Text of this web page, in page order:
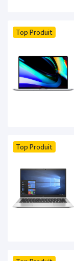
Top Produit
Top Produit